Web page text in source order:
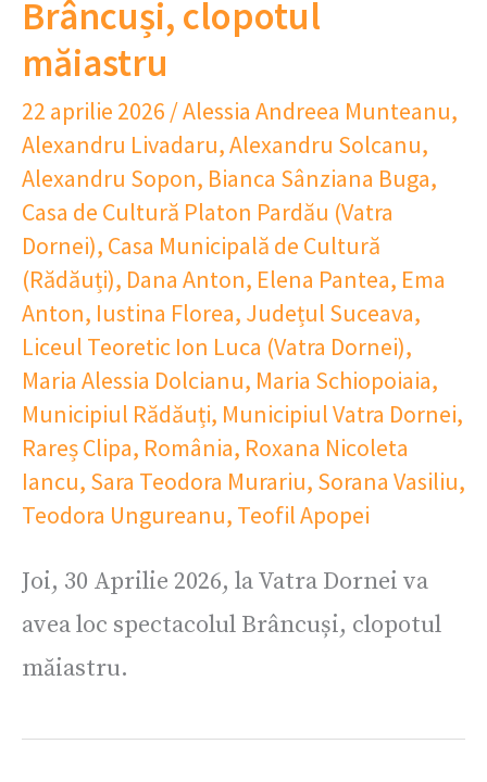
Brâncuși, clopotul
măiastru
22 aprilie 2026 /Alessia Andreea Munteanu,
Alexandru Livadaru,Alexandru Solcanu,
Alexandru Sopon, Bianca Sânziana Buga,
Casa de Cultură Platon Pardău (Vatra
Dornei), Casa Municipală de Cultură
(Rădăuți), Dana Anton, Elena Pantea, Ema
Anton, Iustina Florea, Județul Suceava,
Liceul Teoretic Ion Luca (Vatra Dornei),
Maria Alessia Dolcianu, Maria Schiopoiaia,
Municipiul Rădăuți, Municipiul Vatra Dornei,
Rareș Clipa, România, Roxana Nicoleta
Iancu, Sara Teodora Murariu, Sorana Vasiliu,
Teodora Ungureanu, Teofil Apopei
Joi, 30 Aprilie 2026, la Vatra Dornei va
avea loc spectacolul Brâncuși, clopotul
măiastru.